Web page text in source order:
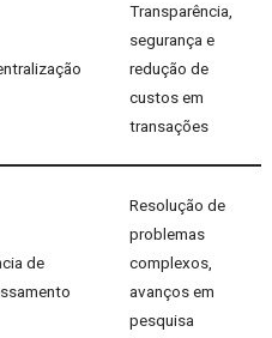
Transparência,
segurança e
redução de
custos em
transações
de
Resolução de
problemas
complexos,
avanços em
pesquisa